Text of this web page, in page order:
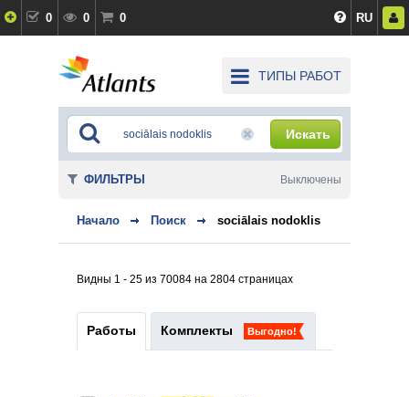
0 0 0 RU
ТИПЫ РАБОТ
Искать
Начало Поиск sociālais nodoklis
Видны 1 - 25 из 70084 на 2804 страницах
Работы Комплекты Выгодно!
ФИЛЬТРЫ Выключены